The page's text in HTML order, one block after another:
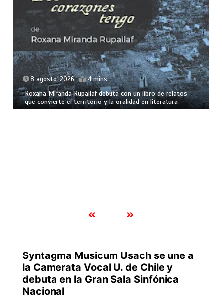
8 agosto, 2026 4 mins
Roxana Miranda Rupailaf debuta con un libro de relatos
que convierte el territorio y la oralidad en literatura
Syntagma Musicum Usach se une a
la Camerata Vocal U. de Chile y
debuta en la Gran Sala Sinfónica
Nacional